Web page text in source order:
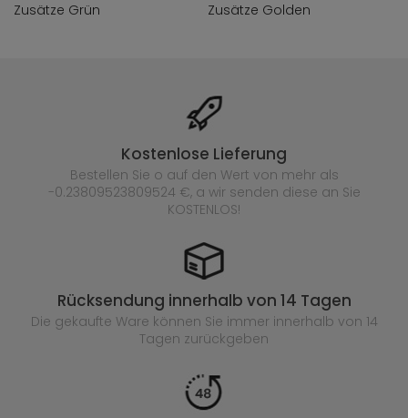
Zusätze Grün
Zusätze Golden
Kostenlose Lieferung
Bestellen Sie o auf den Wert von mehr als
-0.23809523809524 €, a wir senden diese an Sie
KOSTENLOS!
Rücksendung innerhalb von 14 Tagen
Die gekaufte Ware können Sie immer innerhalb von 14
Tagen zurückgeben